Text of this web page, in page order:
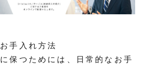
手入れ方法
保つためには、日常的なお手